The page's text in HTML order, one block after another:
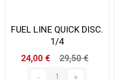
FUEL LINE QUICK DISC.
1/4
24,00 €
29,50 €